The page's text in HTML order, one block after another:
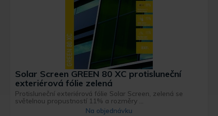
Solar Screen GREEN 80 XC protisluneční
exteriérová fólie zelená
Protisluneční exteriérová fólie Solar Screen, zelená se
světelnou propustností 11% a rozměry ...
Na objednávku